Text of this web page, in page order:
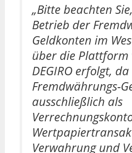
„Bitte beachten
Betrieb der
Geldkonten im
über die Plattform
DEGIRO erfolgt,
Fremdwährungs-
ausschließlich als
Verwahrung und